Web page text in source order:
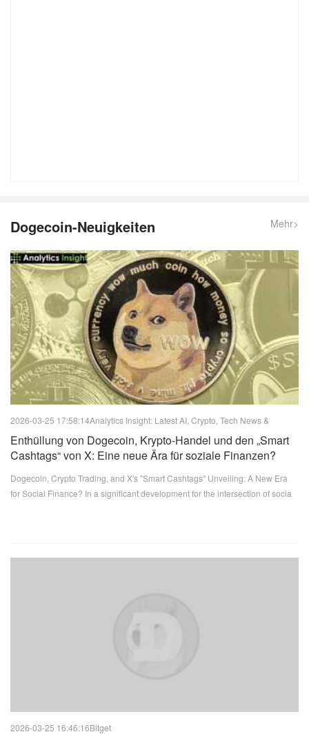
Dogecoin-Neuigkeiten Mehr>
2026-03-25 17:58:14Analytics Insight: Latest AI, Crypto, Tech News &
Enthüllung von Dogecoin, Krypto-Handel und den „Smart
Cashtags“ von X: Eine neue Ära für soziale Finanzen?
Dogecoin, Crypto Trading, and X's "Smart Cashtags" Unveiling: A New Era
for Social Finance? In a significant development for the intersection of socia
2026-03-25 16:46:16Bitget